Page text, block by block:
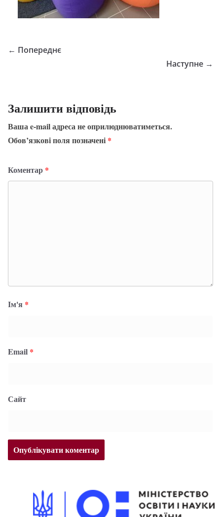
← Попереднє
Наступне →
Залишити відповідь
Ваша e-mail адреса не оприлюднюватиметься.
Обов’язкові поля позначені *
Коментар *
Ім'я *
Email *
Сайт